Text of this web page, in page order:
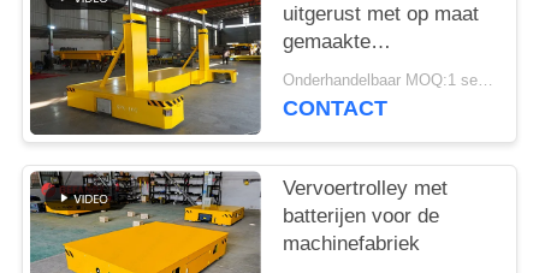
uitgerust met op maat
gemaakte
spoorvervoerswagens
handhanger
Onderhandelbaar MOQ:1 set/sets
CONTACT
Vervoertrolley met
batterijen voor de
machinefabriek